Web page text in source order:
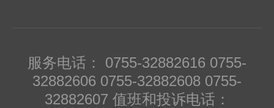
服务电话： 0755-32882616 0755-
32882606 0755-32882608 0755-
32882607 值班和投诉电话：